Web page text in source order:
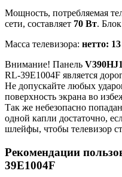
Мощность, потребляемая
сети, составляет 70 Вт.
Масса телевизора: нетто:
Внимание! Панель
RL-39E1004F является
Не допускайте любых
поверхность экрана во
Так же небезопасно
одной капли достаточно,
шлейфы, чтобы телевизор
Рекомендации
39E1004F